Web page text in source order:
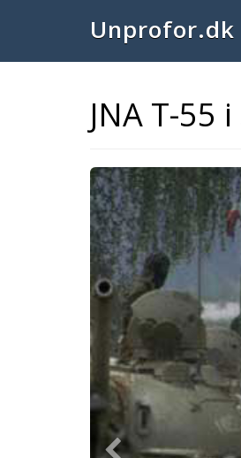
Unprofor.dk
JNA T-55
Previous